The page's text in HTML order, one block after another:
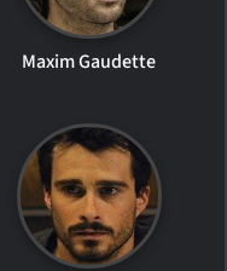
Maxim Gaudette